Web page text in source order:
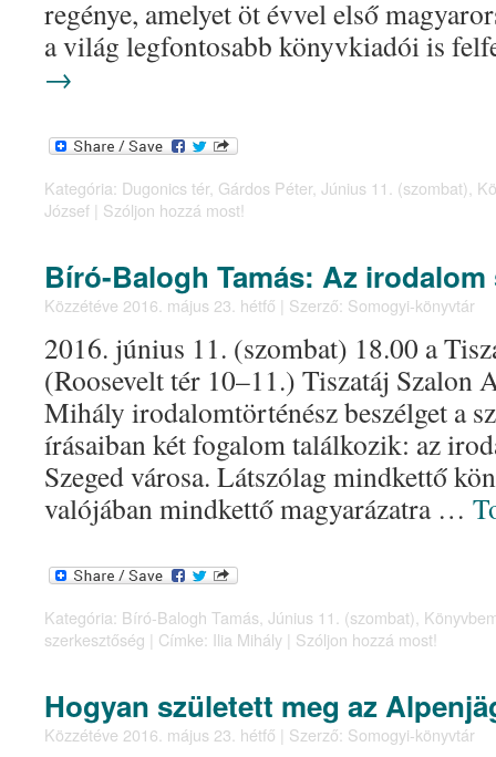
regénye, amelyet öt évvel első
a világ legfontosabb könyvkiadói is
→
Kategória: Dugonics tér, Gárdos Péter, Június 11. (szombat)
József | Szóljon hozzá most!
Bíró-Balogh Tamás: Az irodalom
Közzétéve 2016. május 23. hétfő | Szerző: Somogyi-könyvtár
2016. június 11. (szombat) 18.00 a
(Roosevelt tér 10–11.) Tiszatáj Szalon
Mihály irodalomtörténész beszélget a
írásaiban két fogalom találkozik: az
Szeged városa. Látszólag mindkettő
valójában mindkettő magyarázatra …
Kategória: Bíró-Balogh Tamás Június 11. (szombat)
szerkesztőség | Címke: Ilia Mihály | Szóljon hozzá most!
Hogyan született meg az
Közzétéve 2016. május 23. hétfő | Szerző: Somogyi-könyvtár